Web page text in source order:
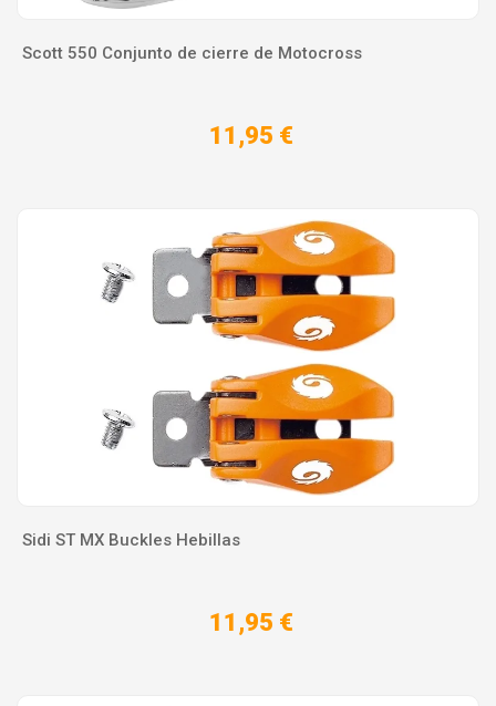
Scott 550 Conjunto de cierre de Motocross
11,95 €
Sidi ST MX Buckles Hebillas
11,95 €